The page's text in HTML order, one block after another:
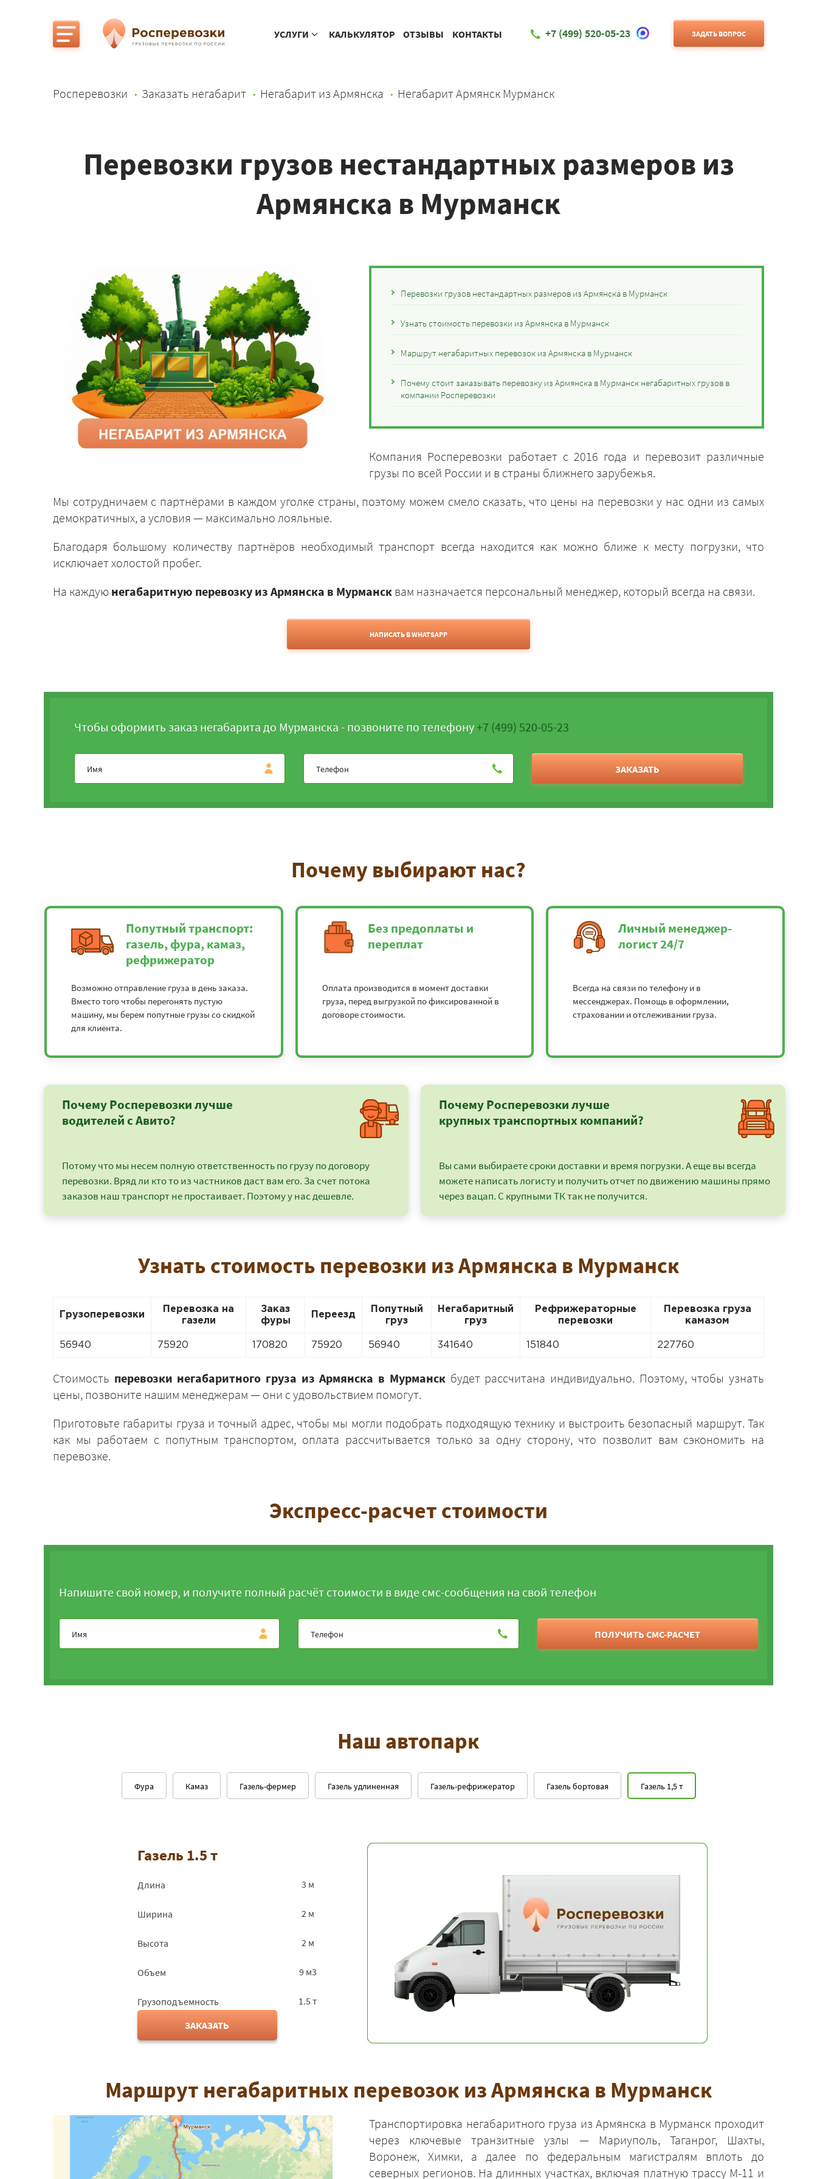
УСЛУГИ КАЛЬКУЛЯТОР ОТЗЫВЫ КОНТАКТЫ +7 (499) 520-05-23 ЗАДАТЬ ВОПРОС
Росперевозки Заказать негабарит Негабарит из Армянска Негабарит Армянск Мурманск
Перевозки грузов нестандартных размеров из
Армянска в Мурманск
Перевозки грузов нестандартных размеров из Армянска в Мурманск
Узнать стоимость перевозки из Армянска в Мурманск
Маршрут негабаритных перевозок из Армянска в Мурманск
Почему стоит заказывать перевозку из Армянска в Мурманск негабаритных грузов в
компании Росперевозки
Компания Росперевозки работает с 2016 года и перевозит различные
грузы по всей России и в страны ближнего зарубежья.
Мы сотрудничаем с партнёрами в каждом уголке страны, поэтому можем смело сказать, что цены на перевозки у нас одни из самых
демократичных, а условия — максимально лояльные.
Благодаря большому количеству партнёров необходимый транспорт всегда находится как можно ближе к месту погрузки, что
исключает холостой пробег.
На каждую негабаритную перевозку из Армянска в Мурманск вам назначается персональный менеджер, который всегда на связи.
НАПИСАТЬ В WHATSAPP
Чтобы оформить заказ негабарита до Мурманска - позвоните по телефону+7 (499) 520-05-23
ЗАКАЗАТЬ
Почему выбирают нас?
Попутный транспорт:
газель, фура, камаз,
рефрижератор
Возможно отправление груза в день заказа.
Вместо того чтобы перегонять пустую
машину, мы берем попутные грузы со скидкой
для клиента.
Без предоплаты и
переплат
Оплата производится в момент доставки
груза, перед выгрузкой по фиксированной в
договоре стоимости.
Личный менеджер-
логист 24/7
Всегда на связи по телефону и в
мессенджерах. Помощь в оформлении,
страховании и отслеживании груза.
Почему Росперевозки лучше
водителей с Авито?
Потому что мы несем полную ответственность по грузу по договору
перевозки. Вряд ли кто то из частников даст вам его. За счет потока
заказов наш транспорт не простаивает. Поэтому у нас дешевле.
Почему Росперевозки лучше
крупных транспортных компаний?
Вы сами выбираете сроки доставки и время погрузки. А еще вы всегда
можете написать логисту и получить отчет по движению машины прямо
через вацап. С крупными ТК так не получится.
Узнать стоимость перевозки из Армянска в Мурманск
Грузоперевозки
Перевозка на
газели
Заказ
фуры
Переезд
Попутный
груз
Негабаритный
груз
Рефрижераторные
перевозки
Перевозка груза
камазом
56940 75920 170820 75920 56940 341640 151840 227760
Стоимость перевозки негабаритного груза из Армянска в Мурманскбудет рассчитана индивидуально. Поэтому, чтобы узнать
цены, позвоните нашим менеджерам — они с удовольствием помогут.
Приготовьте габариты груза и точный адрес, чтобы мы могли подобрать подходящую технику и выстроить безопасный маршрут. Так
как мы работаем с попутным транспортом, оплата рассчитывается только за одну сторону, что позволит вам сэкономить на
перевозке.
Экспресс-расчет стоимости
Напишите свой номер, и получите полный расчёт стоимости в виде смс-сообщения на свой телефон
ПОЛУЧИТЬ СМС-РАСЧЕТ
Наш автопарк
Газель 1,5 т
Газель удлиненная Газель бортовая
Газель-рефрижератор
Газель-фермер
Камаз
Фура
Газель 1.5 т
Длина 3 м
Ширина 2 м
Высота 2 м
Объем 9 м3
Грузоподъемность
1.5 т
ЗАКАЗАТЬ
Маршрут негабаритных перевозок из Армянска в Мурманск
Транспортировка негабаритного груза из Армянска в Мурманск проходит
через ключевые транзитные узлы — Мариуполь, Таганрог, Шахты,
Воронеж, Химки, а далее по федеральным магистралям вплоть до
северных регионов. На длинных участках, включая платную трассу М-11 и